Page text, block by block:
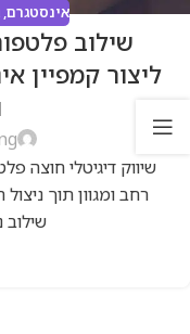
אינסטגרם
שילוב
ליצור קמפיין
שיווק דיגיטלי חוצה
רחב ומגוון תוך
שילוב